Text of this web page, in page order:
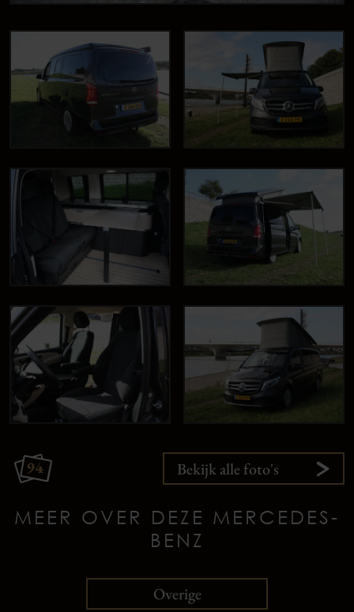
94 Bekijk alle foto's
MEER OVER DEZE MERCEDES-
BENZ
Overige